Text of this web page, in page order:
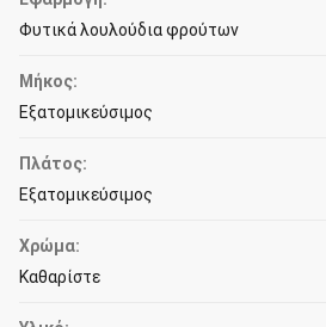
Φυτικά λουλούδια φρούτων
Μήκος:
Εξατομικεύσιμος
Πλάτος:
Εξατομικεύσιμος
Χρώμα:
Καθαρίστε